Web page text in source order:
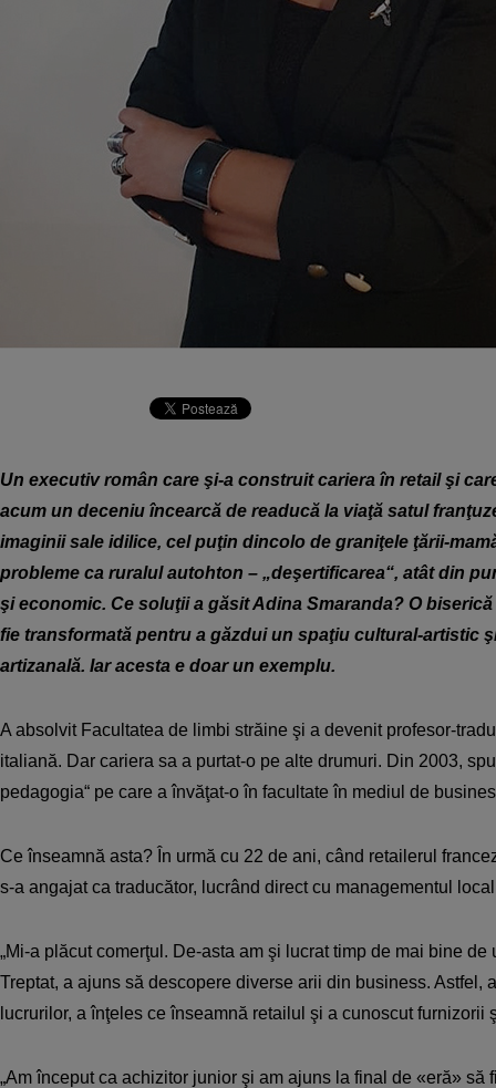
Un executiv român care şi-a construit cariera în retail şi
acum un deceniu încearcă de readucă la viaţă satul
imaginii sale idilice, cel puţin dincolo de graniţele ţării-
probleme ca ruralul autohton – „deşertificarea“, atât din
şi economic. Ce soluţii a găsit Adina Smaranda? O
fie transformată pentru a găzdui un spaţiu cultural-artistic
artizanală. Iar acesta e doar un exemplu.
A absolvit Facultatea de limbi străine şi a devenit profesor-
italiană. Dar cariera sa a purtat-o pe alte drumuri. Din 2003,
pedagogia“ pe care a învăţat-o în facultate în mediul de
Ce înseamnă asta? În urmă cu 22 de ani, când retailerul
s-a angajat ca traducător, lucrând direct cu managementul
„Mi-a plăcut comerţul. De-asta am şi lucrat timp de mai bine de
Treptat, a ajuns să descopere diverse arii din business. Astfel,
lucrurilor, a înţeles ce înseamnă retailul şi a cunoscut furnizorii
„Am început ca achizitor junior şi am ajuns la final de «eră» să